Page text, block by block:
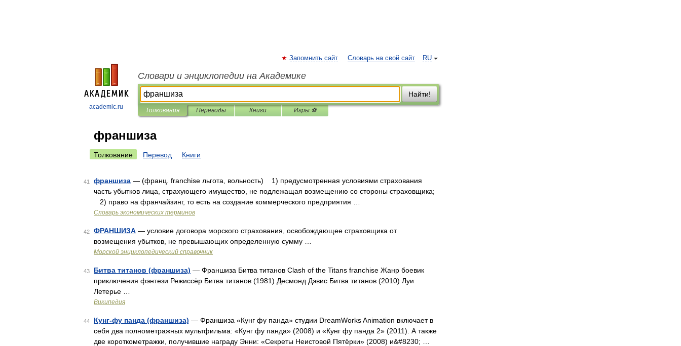
academic.ru
RU
Запомнить сайт Словарь на свой сайт
Словари и энциклопедии на Академике
Найти!
Толкования Переводы Книги Игры ⚽
франшиза
Толкование Перевод Книги
41 франшиза — (франц. franchise льгота, вольность) 1) предусмотренная условиями страхования
часть убытков лица, страхующего имущество, не подлежащая возмещению со стороны страховщика;
2) право на франчайзинг, то есть на создание коммерческого предприятия …
Словарь экономических терминов
42 ФРАНШИЗА — условие договора морского страхования, освобождающее страховщика от
возмещения убытков, не превышающих определенную сумму …
Морской энциклопедический справочник
43 Битва титанов (франшиза) — Франшиза Битва титанов Clash of the Titans franchise Жанр боевик
приключения фэнтези Режиссёр Битва титанов (1981) Десмонд Дэвис Битва титанов (2010) Луи
Летерье …
Википедия
44 Кунг-фу панда (франшиза) — Франшиза «Кунг фу панда» студии DreamWorks Animation включает в
себя два полнометражных мультфильма: «Кунг фу панда» (2008) и «Кунг фу панда 2» (2011). А также
две короткометражки, получившие награду Энни: «Секреты Неистовой Пятёрки» (2008) и&#8230; …